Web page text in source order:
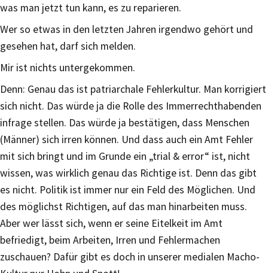
was man jetzt tun kann, es zu reparieren.
Wer so etwas in den letzten Jahren irgendwo gehört und
gesehen hat, darf sich melden.
Mir ist nichts untergekommen.
Denn: Genau das ist patriarchale Fehlerkultur. Man korrigiert
sich nicht. Das würde ja die Rolle des Immerrechthabenden
infrage stellen. Das würde ja bestätigen, dass Menschen
(Männer) sich irren können. Und dass auch ein Amt Fehler
mit sich bringt und im Grunde ein „trial & error“ ist, nicht
wissen, was wirklich genau das Richtige ist. Denn das gibt
es nicht. Politik ist immer nur ein Feld des Möglichen. Und
des möglichst Richtigen, auf das man hinarbeiten muss.
Aber wer lässt sich, wenn er seine Eitelkeit im Amt
befriedigt, beim Arbeiten, Irren und Fehlermachen
zuschauen? Dafür gibt es doch in unserer medialen Macho-